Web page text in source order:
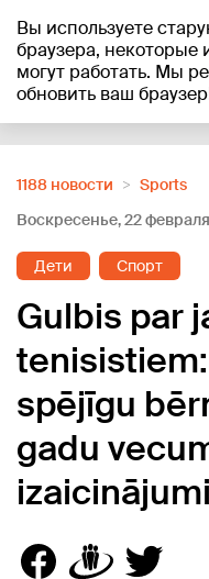
Вы используете
браузера, некоторые
могут работать. Мы
обновить ваш
+19°C
1188 новости
Sports
Воскресенье, 22
Дети Спорт
Gulbis par
spējīgu
gadu
izaicinājumi